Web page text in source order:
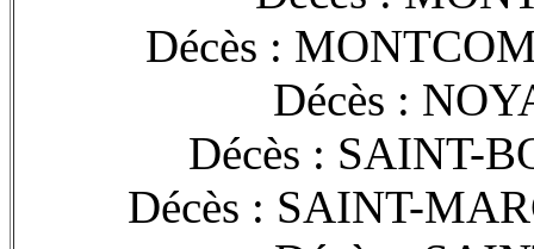
Décès :
Décès :
Décès : SAINT-
Décès : SAINT-